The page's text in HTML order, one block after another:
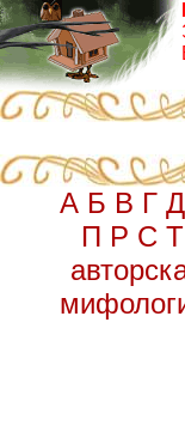
А Б В Г Д
П Р С Т